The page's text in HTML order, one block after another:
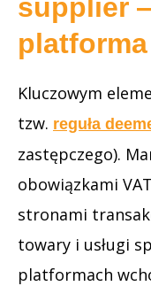
supplier
Kluczowym
tzw. reguła
zastępczego).
obowiązkami
stronami
towary i usługi
platformach